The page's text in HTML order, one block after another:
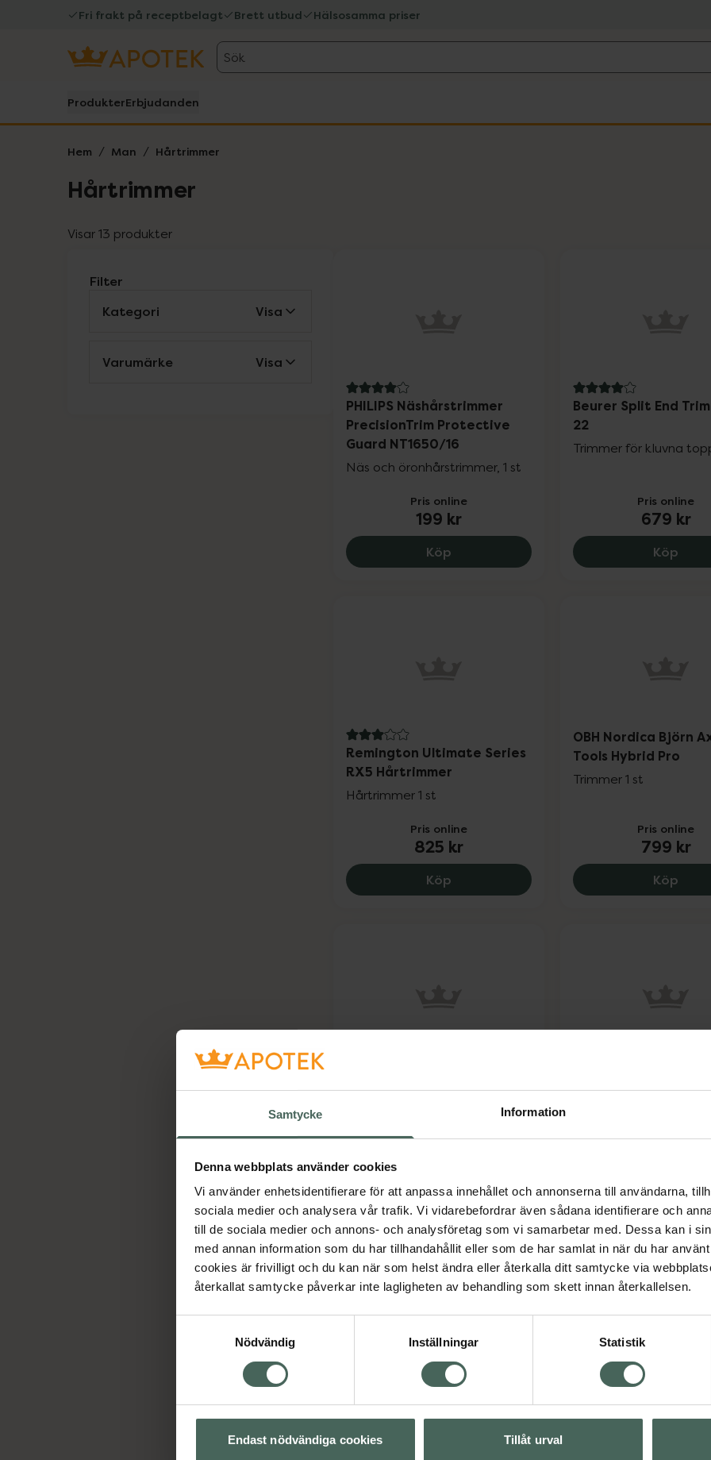
Samtycke Information
Denna webbplats använder cookies
Vi använder enhetsidentifierare för att anpassa innehållet och annonserna till användarna,
sociala medier och analysera vår trafik. Vi vidarebefordrar även sådana identifierare och
till de sociala medier och annons- och analysföretag som vi samarbetar med. Dessa kan i
med annan information som du har tillhandahållit eller som de har samlat in när du har
cookies är frivilligt och du kan när som helst ändra eller återkalla ditt samtycke via
återkallat samtycke påverkar inte lagligheten av behandling som skett innan återkallelsen.
Nödvändig
Inställningar Statistik
Endast nödvändiga cookies Tillåt urval
Fri frakt på receptbelagt Brett utbud Hälsosamma priser
Sök
ProdukterErbjudanden
Hem Man Hårtrimmer
Hårtrimmer
Visar 13 produkter
Filter
Kategori
Visa
Varumärke Visa
4 av 5 i omdöme
PHILIPS Näshårstrimmer
PrecisionTrim Protective
Guard NT1650/16
Näs och öronhårstrimmer, 1 st
Pris online
199 kr
Köp PHILIPS Näshårstrimmer PrecisionTrim
4 av 5 i omdöme
Beurer Split End
22
Trimmer för kluvna
Pris online
679 kr
Köp
3 av 5 i omdöme
Remington Ultimate Series
RX5 Hårtrimmer
Hårtrimmer 1 st
Pris online
825 kr
Köp Remington Ultimate Series RX5
OBH Nordica Björn
Tools Hybrid Pro
Trimmer 1 st
Pris online
799 kr
Köp
KöpRemington X4 Power-X Series Köp
Hår- & skäggtrimmer 1 st
Remington Style